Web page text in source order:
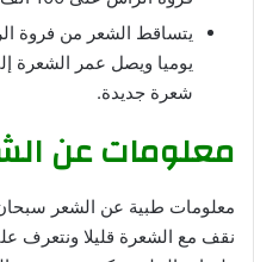
يوميا ويصل عمر الشعرة
شعرة جديدة.
معلومات عن
معلومات طبية عن الشعر
نقف مع الشعرة قليلا ونتعرف